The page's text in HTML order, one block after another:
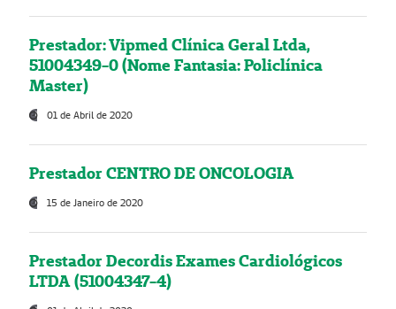
Prestador: Vipmed Clínica Geral Ltda,
51004349-0 (Nome Fantasia: Policlínica
Master)
01 de Abril de 2020
Prestador CENTRO DE ONCOLOGIA
15 de Janeiro de 2020
Prestador Decordis Exames Cardiológicos
LTDA (51004347-4)